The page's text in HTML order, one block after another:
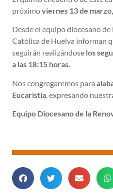
próximoviernes 13 de
Desde el equipo diocesano
Católica de Huelva informan
seguirán realizándose los
a las 18:15 horas.
Nos congregaremos para
Eucaristía , expresando
Equipo Diocesano de la